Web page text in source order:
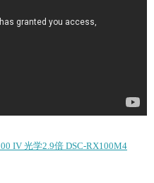
IV 光学2.9倍 DSC-RX100M4